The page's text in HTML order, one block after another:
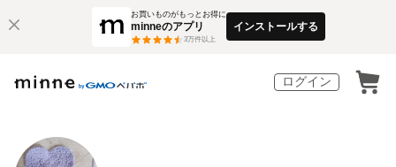
お買いものがもっとお得に
minneのアプリ
3万件以上
インストールする
ログイン